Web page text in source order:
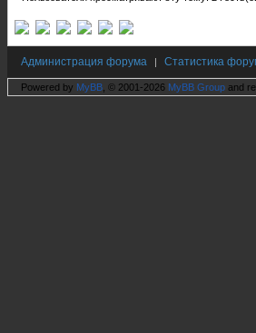
Администрация форума | Статистика
Powered by MyBB , © 2001-2026 MyBB Group and